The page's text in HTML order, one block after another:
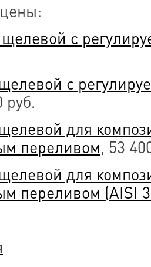
с
с
руб.
для
переливом, 53
для
переливом (AISI